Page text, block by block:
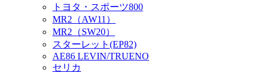
トヨタ・スポーツ800
MR2（AW11）
MR2（SW20）
スターレット(EP82)
AE86 LEVIN/TRUENO
セリカ